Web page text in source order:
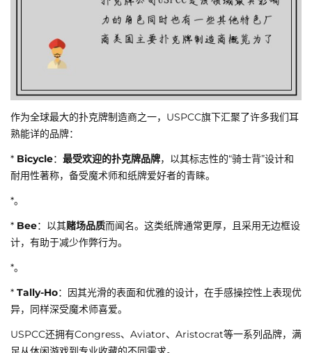
作为全球最大的扑克牌制造商之一，USPCC旗下汇聚了许多我们耳
熟能详的品牌：
* Bicycle： 最受欢迎的扑克牌品牌，以其标志性的“骑士背”设计和
耐用性著称，备受魔术师和纸牌爱好者的青睐。
*。
* Bee：以其赌场品质而闻名。这类纸牌通常更厚，且采用无边框设
计，有助于减少作弊行为。
*。
* Tally-Ho：因其光滑的表面和优雅的设计，在手感操控性上表现优
异，同样深受魔术师喜爱。
USPCC还拥有Congress、Aviator、Aristocrat等一系列品牌，满